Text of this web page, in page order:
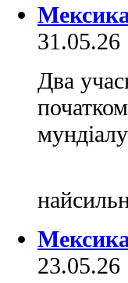
31.05.26
Два
23.05.26